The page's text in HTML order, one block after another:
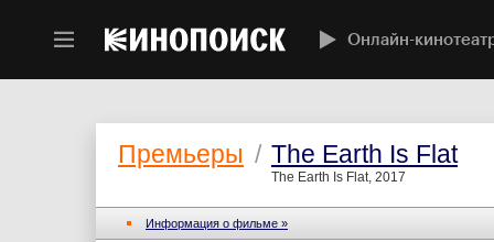
Онлайн-
Премьеры / The Earth Is Flat
The Earth Is Flat, 2017
Информация о фильме »